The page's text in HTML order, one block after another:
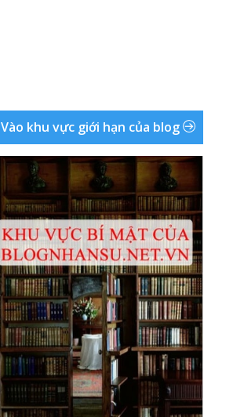
Vào khu vực giới hạn của blog